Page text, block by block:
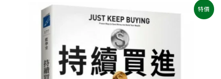
特價
原
始
價
格：
NT$400。NT$316。